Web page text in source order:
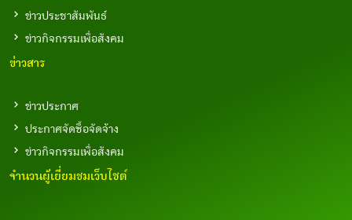
ข่าวประชาสัมพันธ์
ข่าวกิจกรรมเพื่อสังคม
ข่าวสาร
ข่าวประกาศ
ประกาศจัดซื้อจัดจ้าง
ข่าวกิจกรรมเพื่อสังคม
จำนวนผู้เยี่ยมชมเว็บไซต์